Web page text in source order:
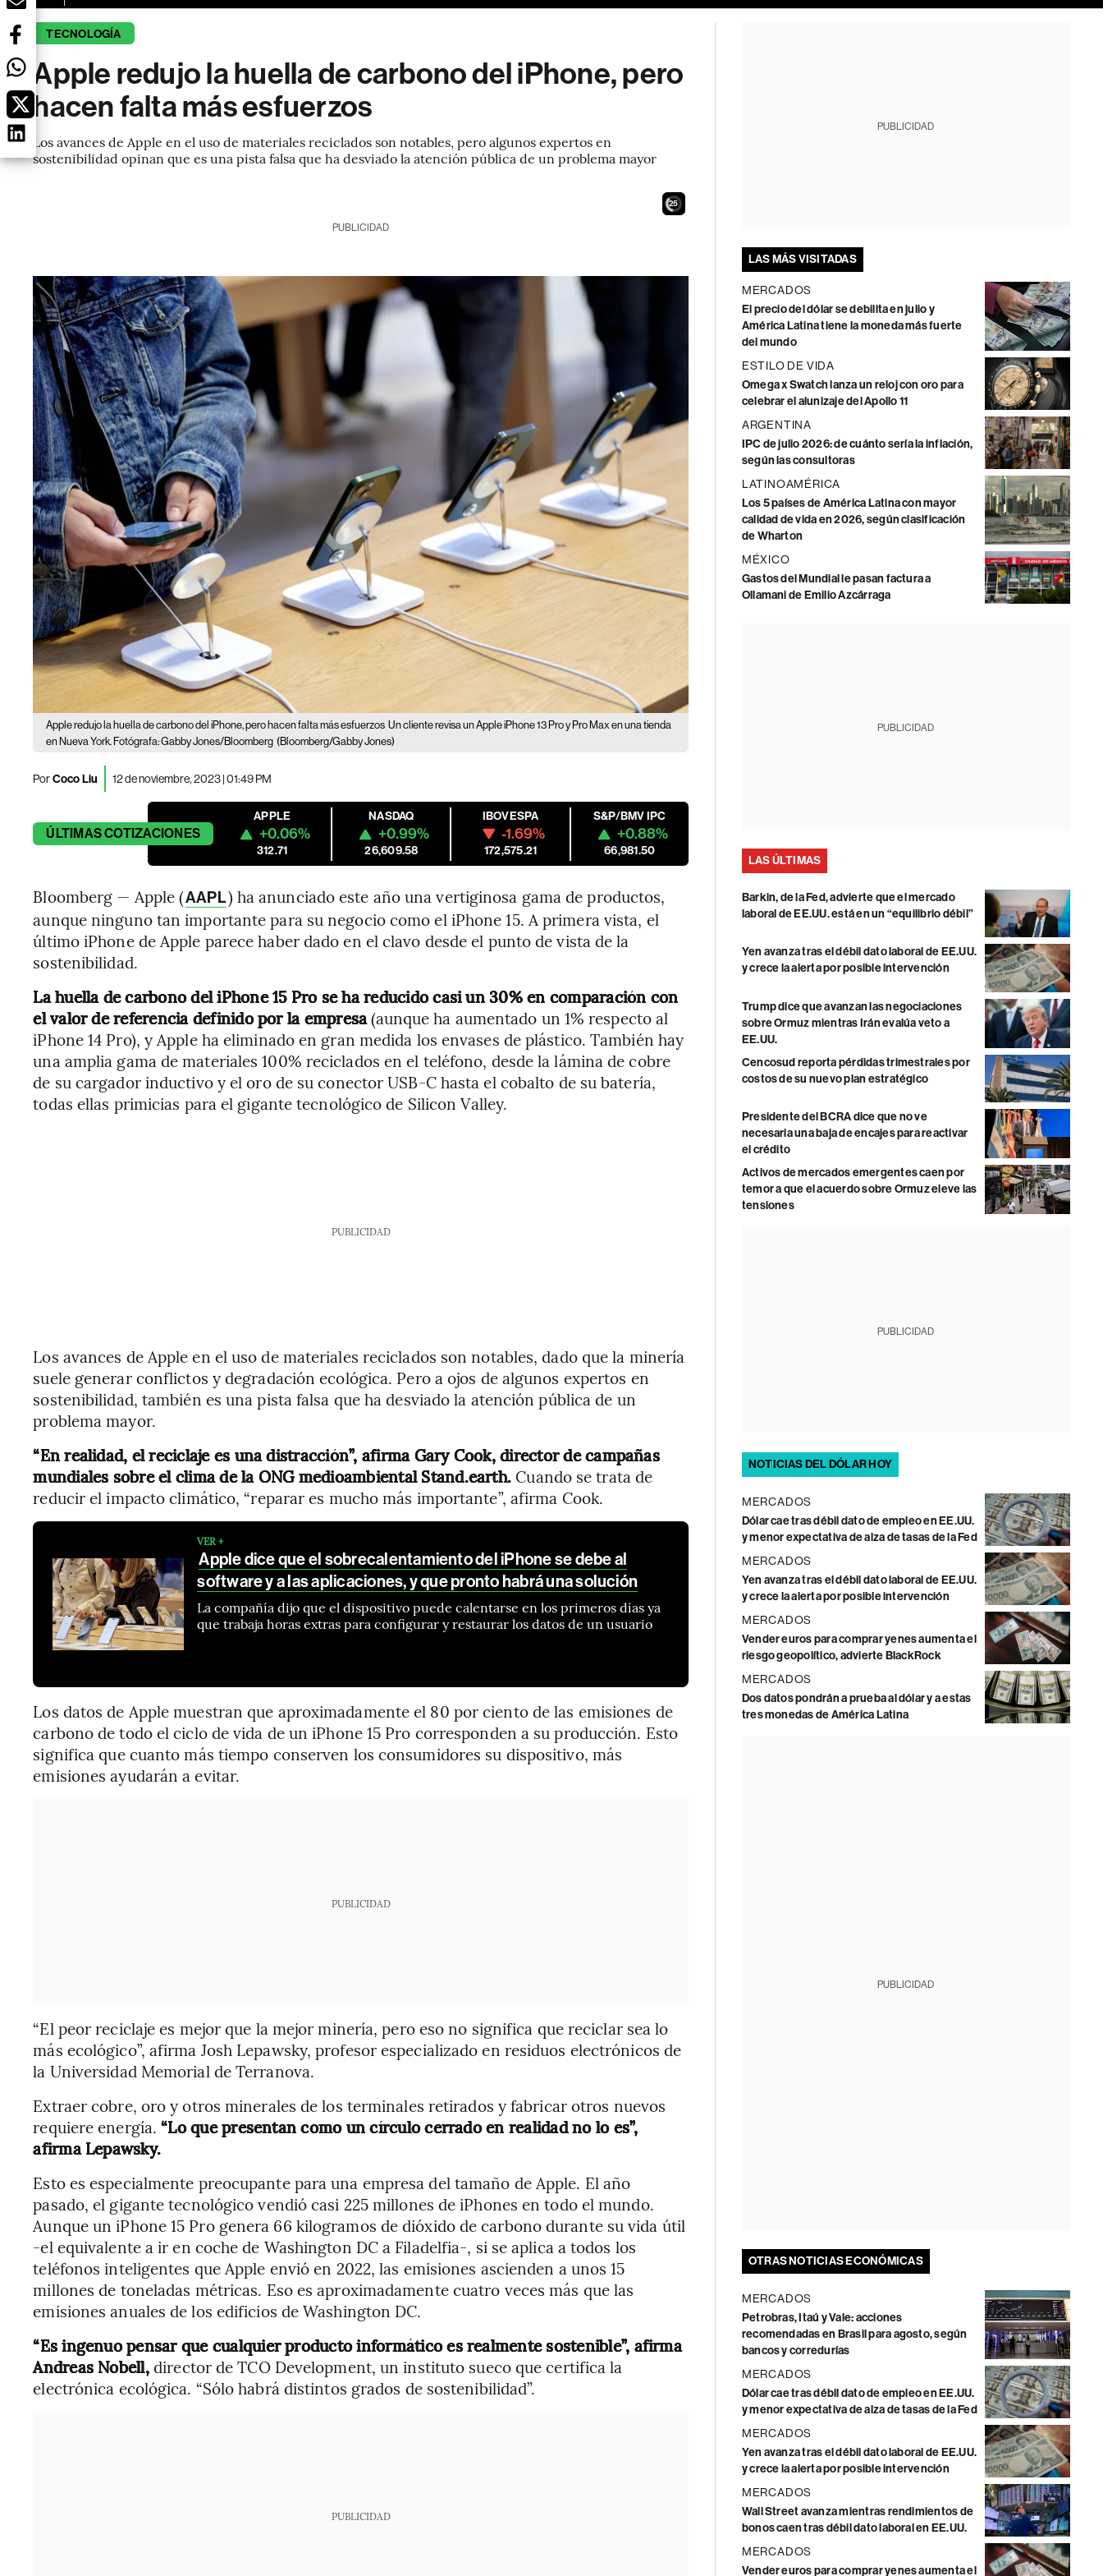
TECNOLOGÍA
Apple redujo la huella de carbono del iPhone, pero
hacen falta más esfuerzos
Los avances de Apple en el uso de materiales reciclados son notables, pero algunos expertos en
sostenibilidad opinan que es una pista falsa que ha desviado la atención pública de un problema mayor
24
PUBLICIDAD
Apple redujo la huella de carbono del iPhone, pero hacen falta más esfuerzos Un cliente revisa un Apple iPhone 13 Pro y Pro Max en una tienda
en Nueva York. Fotógrafa: Gabby Jones/Bloomberg (Bloomberg/Gabby Jones)
PorCoco Liu 12 de noviembre, 2023 | 01:49 PM
ÚLTIMASCOTIZACIONES
APPLE
+0.06%
312.71
NASDAQ
+0.99%
26,609.58
IBOVESPA
-1.69%
172,575.21
S&P/BMV IPC
+0.88%
66,981.50
Bloomberg — Apple (AAPL) ha anunciado este año una vertiginosa gama de productos,
aunque ninguno tan importante para su negocio como el iPhone 15. A primera vista, el
último iPhone de Apple parece haber dado en el clavo desde el punto de vista de la
sostenibilidad.
La huella de carbono del iPhone 15 Pro se ha reducido casi un 30% en comparación con
el valor de referencia definido por la empresa(aunque ha aumentado un 1% respecto al
iPhone 14 Pro), y Apple ha eliminado en gran medida los envases de plástico. También hay
una amplia gama de materiales 100% reciclados en el teléfono, desde la lámina de cobre
de su cargador inductivo y el oro de su conector USB-C hasta el cobalto de su batería,
todas ellas primicias para el gigante tecnológico de Silicon Valley.
PUBLICIDAD
Los avances de Apple en el uso de materiales reciclados son notables, dado que la minería
suele generar conflictos y degradación ecológica. Pero a ojos de algunos expertos en
sostenibilidad, también es una pista falsa que ha desviado la atención pública de un
problema mayor.
“En realidad, el reciclaje es una distracción”, afirma Gary Cook, director de campañas
mundiales sobre el clima de la ONG medioambiental Stand.earth. Cuando se trata de
reducir el impacto climático, “reparar es mucho más importante”, afirma Cook.
VER +
Apple dice que el sobrecalentamiento del iPhone se debe al
software y a las aplicaciones, y que pronto habrá una solución
La compañía dijo que el dispositivo puede calentarse en los primeros días ya
que trabaja horas extras para configurar y restaurar los datos de un usuario
Los datos de Apple muestran que aproximadamente el 80 por ciento de las emisiones de
carbono de todo el ciclo de vida de un iPhone 15 Pro corresponden a su producción. Esto
significa que cuanto más tiempo conserven los consumidores su dispositivo, más
emisiones ayudarán a evitar.
PUBLICIDAD
“El peor reciclaje es mejor que la mejor minería, pero eso no significa que reciclar sea lo
más ecológico”, afirma Josh Lepawsky, profesor especializado en residuos electrónicos de
la Universidad Memorial de Terranova.
Extraer cobre, oro y otros minerales de los terminales retirados y fabricar otros nuevos
requiere energía.“Lo que presentan como un círculo cerrado en realidad no lo es”,
afirma Lepawsky.
Esto es especialmente preocupante para una empresa del tamaño de Apple. El año
pasado, el gigante tecnológico vendió casi 225 millones de iPhones en todo el mundo.
Aunque un iPhone 15 Pro genera 66 kilogramos de dióxido de carbono durante su vida útil
-el equivalente a ir en coche de Washington DC a Filadelfia-, si se aplica a todos los
teléfonos inteligentes que Apple envió en 2022, las emisiones ascienden a unos 15
millones de toneladas métricas. Eso es aproximadamente cuatro veces más que las
emisiones anuales de los edificios de Washington DC.
“Es ingenuo pensar que cualquier producto informático es realmente sostenible”, afirma
Andreas Nobell,director de TCO Development, un instituto sueco que certifica la
electrónica ecológica. “Sólo habrá distintos grados de sostenibilidad”.
PUBLICIDAD
PUBLICIDAD
LAS MÁS VISITADAS
MERCADOS
El precio del dólar se debilita en julio y
América Latina tiene la moneda más fuerte
del mundo
ESTILO DE VIDA
Omega x Swatch lanza un reloj con oro para
celebrar el alunizaje del Apollo 11
ARGENTINA
IPC de julio 2026: de cuánto sería la inflación,
según las consultoras
LATINOAMÉRICA
Los 5 países de América Latina con mayor
calidad de vida en 2026, según clasificación
de Wharton
MÉXICO
Gastos del Mundial le pasan factura a
Ollamani de Emilio Azcárraga
PUBLICIDAD
LAS ÚLTIMAS
Barkin, de la Fed, advierte que el mercado
laboral de EE.UU. está en un “equilibrio débil”
Yen avanza tras el débil dato laboral de EE.UU.
y crece la alerta por posible intervención
Trump dice que avanzan las negociaciones
sobre Ormuz mientras Irán evalúa veto a
EE.UU.
Cencosud reporta pérdidas trimestrales por
costos de su nuevo plan estratégico
Presidente del BCRA dice que no ve
necesaria una baja de encajes para reactivar
el crédito
Activos de mercados emergentes caen por
temor a que el acuerdo sobre Ormuz eleve las
tensiones
PUBLICIDAD
NOTICIAS DEL DÓLAR HOY
MERCADOS
Dólar cae tras débil dato de empleo en EE.UU.
y menor expectativa de alza de tasas de la Fed
MERCADOS
Yen avanza tras el débil dato laboral de EE.UU.
y crece la alerta por posible intervención
MERCADOS
Vender euros para comprar yenes aumenta el
riesgo geopolítico, advierte BlackRock
MERCADOS
Dos datos pondrán a prueba al dólar y a estas
tres monedas de América Latina
PUBLICIDAD
OTRAS NOTICIAS ECONÓMICAS
MERCADOS
Petrobras, Itaú y Vale: acciones
recomendadas en Brasil para agosto, según
bancos y corredurías
MERCADOS
Dólar cae tras débil dato de empleo en EE.UU.
y menor expectativa de alza de tasas de la Fed
MERCADOS
Yen avanza tras el débil dato laboral de EE.UU.
y crece la alerta por posible intervención
MERCADOS
Wall Street avanza mientras rendimientos de
bonos caen tras débil dato laboral en EE.UU.
MERCADOS
Vender euros para comprar yenes aumenta el